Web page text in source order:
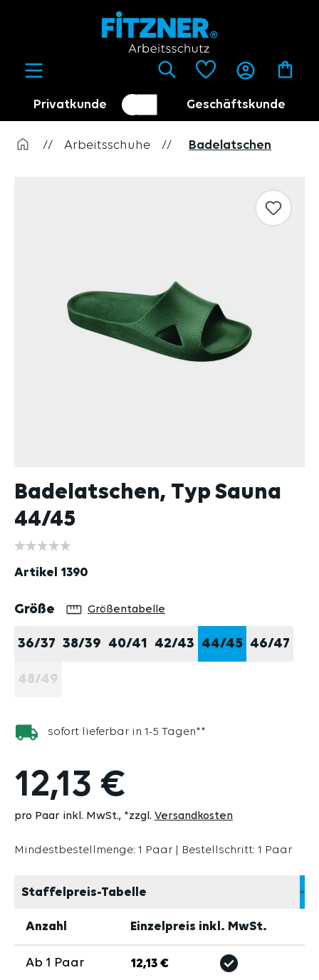
Privatkunde
Kundenumschalter
Geschäftskunde
Händler
// Arbeitsschuhe // Badelatschen
Badelatschen, Typ Sauna
44/45
Artikel 1390
Größe auswählen
Größentabelle
36/37 38/39 40/41 42/43 44/45 46/47
48/49
sofort lieferbar in 1-5 Tagen**
12,13 €
pro Paar inkl. MwSt. *zzgl. Versandkosten
Mindestbestellmenge: 1 Paar | Bestellschritt: 1 Paar
Staffelpreis-Tabelle
Anzahl Einzelpreis inkl. MwSt.
Ab 1 Paar 12,13 €